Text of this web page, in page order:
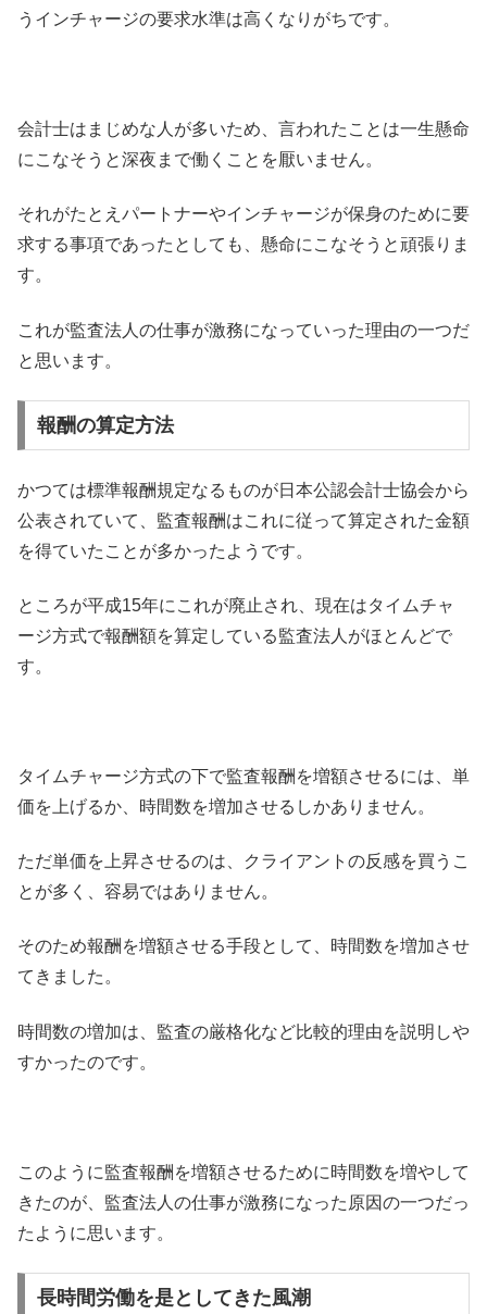
うインチャージの要求水準は高くなりがちです。
会計士はまじめな人が多いため、言われたことは一生懸命
にこなそうと深夜まで働くことを厭いません。
それがたとえパートナーやインチャージが保身のために要
求する事項であったとしても、懸命にこなそうと頑張りま
す。
これが監査法人の仕事が激務になっていった理由の一つだ
と思います。
報酬の算定方法
かつては標準報酬規定なるものが日本公認会計士協会から
公表されていて、監査報酬はこれに従って算定された金額
を得ていたことが多かったようです。
ところが平成15年にこれが廃止され、現在はタイムチャ
ージ方式で報酬額を算定している監査法人がほとんどで
す。
タイムチャージ方式の下で監査報酬を増額させるには、単
価を上げるか、時間数を増加させるしかありません。
ただ単価を上昇させるのは、クライアントの反感を買うこ
とが多く、容易ではありません。
そのため報酬を増額させる手段として、時間数を増加させ
てきました。
時間数の増加は、監査の厳格化など比較的理由を説明しや
すかったのです。
このように監査報酬を増額させるために時間数を増やして
きたのが、監査法人の仕事が激務になった原因の一つだっ
たように思います。
長時間労働を是としてきた風潮